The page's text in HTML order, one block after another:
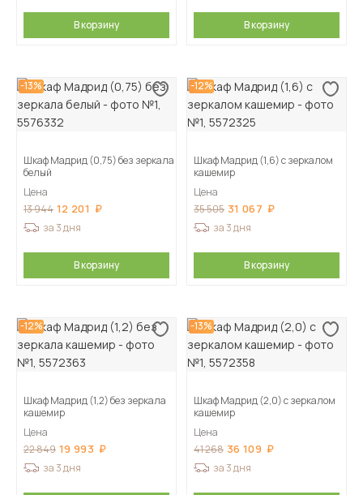
В корзину В корзину
-13%
Шкаф Мадрид (0,75) без зеркала
белый
Цена
13 944 12 201
за 3 дня
В корзину
-12%
Шкаф Мадрид (1,6) с зеркалом
кашемир
Цена
35 505 31 067
за 3 дня
В корзину
-12%
Шкаф Мадрид (1,2) без зеркала
кашемир
Цена
22 849 19 993
за 3 дня
-13%
Шкаф Мадрид (2,0) с зеркалом
кашемир
Цена
41 268 36 109
за 3 дня